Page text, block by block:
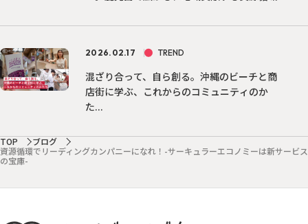
2026.02.17 TREND
混ざり合って、自ら創る。沖縄のビーチと商
店街に学ぶ、これからのコミュニティのか
た...
TOP
ブログ
資源循環でリーディングカンパニーになれ！-サーキュラーエコノミーは新サービス
の宝庫-